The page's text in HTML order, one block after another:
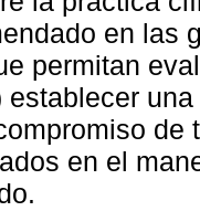
en las
permitan
establecer
de
en el